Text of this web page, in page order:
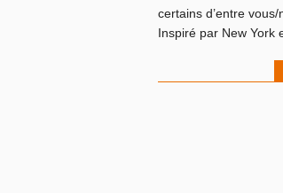
certains d’entre
Inspiré par New York